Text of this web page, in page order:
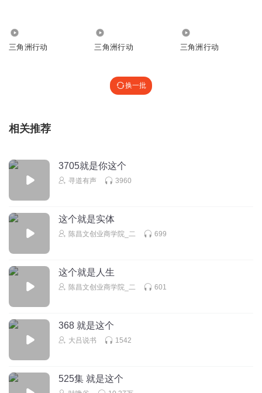
三角洲行动 三角洲行动 三角洲行动
换一批
相关推荐
3705就是你这个
寻道有声 3960
这个就是实体
陈昌文创业商学院_二 699
这个就是人生
陈昌文创业商学院_二 601
368 就是这个
大吕说书 1542
525集 就是这个